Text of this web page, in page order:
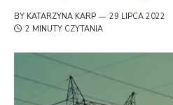
BY KATARZYNA KARP 29 LIPCA 2022
2 MINUTY CZYTANIA